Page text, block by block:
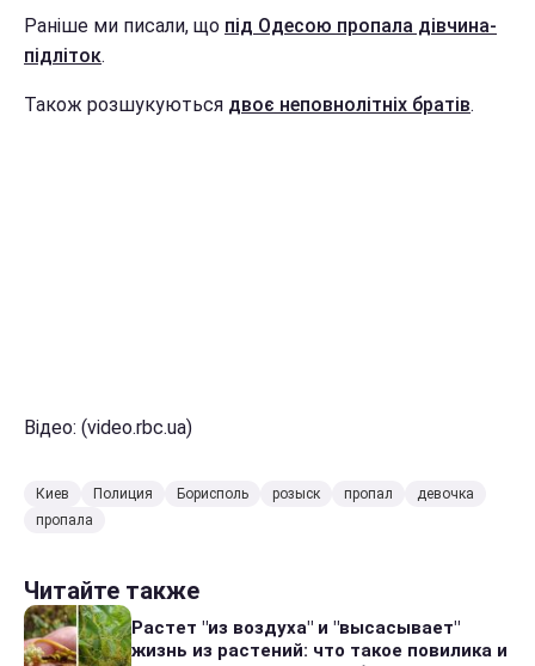
Раніше ми писали, що під Одесою пропала дівчина-
підліток.
Також розшукуються двоє неповнолітніх братів.
Відео: (video.rbc.ua)
Киев Полиция Борисполь розыск пропал
девочка
пропала
Читайте также
Растет "из воздуха" и "высасывает"
жизнь из растений: что такое повилика и